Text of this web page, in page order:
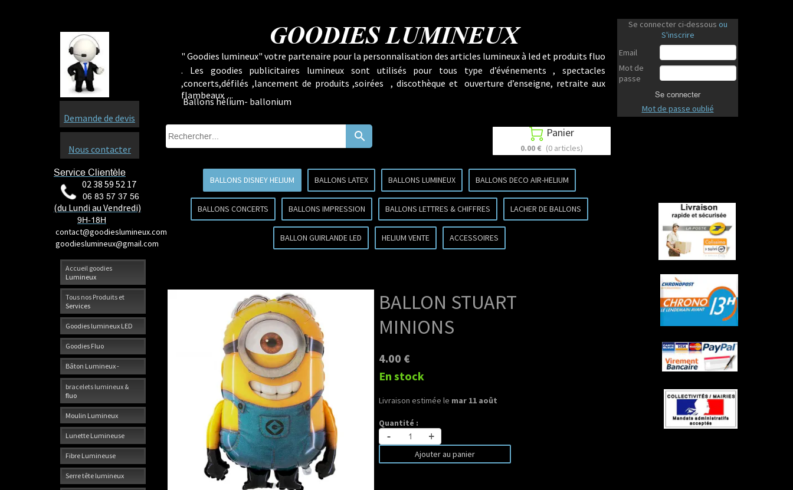
Accueil goodies
Lumineux
Tous nos Produits et
Services
Goodies lumineux LED
Goodies Fluo
Bâton Lumineux -
bracelets lumineux &
fluo
Moulin Lumineux
Lunette Lumineuse
Fibre Lumineuse
Serre tête lumineux
GOODIES LUMINEUX Se connecter ci-dessous ou
S'inscrire
Email
Mot de
passe
Se connecter
Mot de passe oublié
Service Clientèle
02 38 59 52 17
06 83 57 37 56
(du Lundi au Vendredi)
9H-18H
contact@goodieslumineux.com
goodieslumineux@gmail.com
Demande de devis
Nous contacter
" Goodies lumineux" votre partenaire pour la personnalisation des articles lumineux à led et produits fluo
. Les goodies publicitaires lumineux sont utilisés pour tous type d’événements , spectacles
,concerts,défilés ,lancement de produits ,soirées , discothèque et ouverture d’enseigne, retraite aux
flambeaux ...
Ballons hélium- ballonium
search  Panier
0.00 € (0 articles)
BALLONS DISNEY HELIUM BALLONS LATEX BALLONS LUMINEUX BALLONS DECO AIR-HELIUM
BALLONS CONCERTS BALLONS IMPRESSION BALLONS LETTRES & CHIFFRES LACHER DE BALLONS
BALLON GUIRLANDE LED HELIUM VENTE ACCESSOIRES
BALLON STUART
MINIONS
4.00 €
En stock
Livraison estimée le mar 11 août
Quantité :
- +
Ajouter au panier